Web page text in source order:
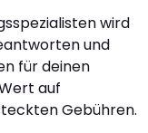
wird
und
für deinen
auf
Gebühren.